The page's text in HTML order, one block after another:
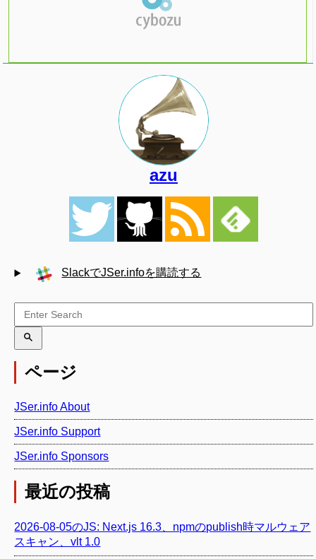
azu
SlackでJSer.infoを購読する
ページ
JSer.info About
JSer.info Support
JSer.info Sponsors
最近の投稿
2026-08-05のJS: Next.js 16.3、npmのpublish時マルウェア
スキャン、vlt 1.0